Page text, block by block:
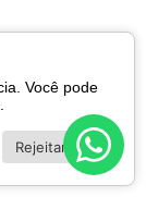
Você pode
Rejeitar